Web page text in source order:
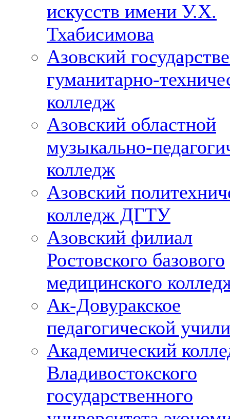
искусств имени У.Х.
Тхабисимова
Азовский
гуманитарно-
колледж
Азовский областной
музыкально-
колледж
Азовский
колледж ДГТУ
Азовский филиал
Ростовского базового
медицинского
Ак-Довуракское
педагогической
Академический
Владивостокского
государственного